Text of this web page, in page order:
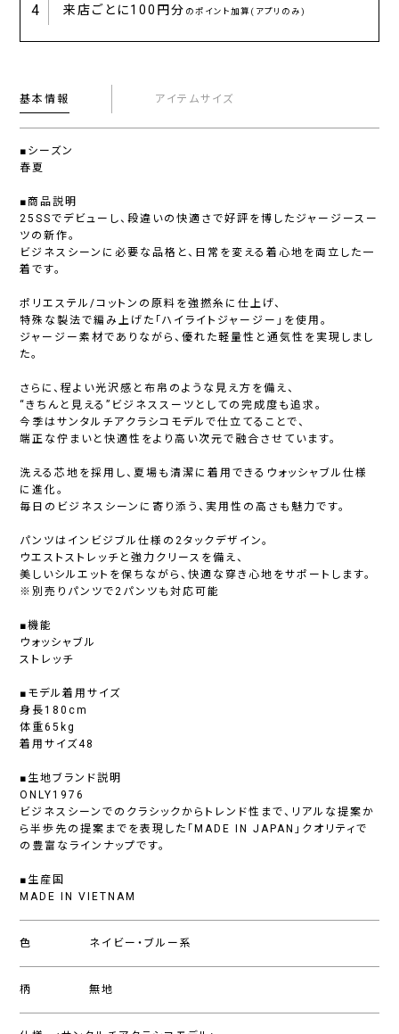
4 来店ごとに100円分 のポイント加算(アプリのみ)
基本情報 アイテムサイズ
■シーズン
春夏
■商品説明
25SSでデビューし、段違いの快適さで好評を博したジャージースー
ツの新作。
ビジネスシーンに必要な品格と、日常を変える着心地を両立した一
着です。
ポリエステル/コットンの原料を強撚糸に仕上げ、
特殊な製法で編み上げた「ハイライトジャージー」を使用。
ジャージー素材でありながら、優れた軽量性と通気性を実現しまし
た。
さらに、程よい光沢感と布帛のような見え方を備え、
“きちんと見える”ビジネススーツとしての完成度も追求。
今季はサンタルチアクラシコモデルで仕立てることで、
端正な佇まいと快適性をより高い次元で融合させています。
洗える芯地を採用し、夏場も清潔に着用できるウォッシャブル仕様
に進化。
毎日のビジネスシーンに寄り添う、実用性の高さも魅力です。
パンツはインビジブル仕様の2タックデザイン。
ウエストストレッチと強力クリースを備え、
美しいシルエットを保ちながら、快適な穿き心地をサポートします。
※別売りパンツで2パンツも対応可能
■機能
ウォッシャブル
ストレッチ
■モデル着用サイズ
身長180cm
体重65kg
着用サイズ48
■生地ブランド説明
ONLY1976
ビジネスシーンでのクラシックからトレンド性まで、リアルな提案か
ら半歩先の提案までを表現した「MADE IN JAPAN」クオリティで
の豊富なラインナップです。
■生産国
MADE IN VIETNAM
色 ネイビー・ブルー系
柄 無地